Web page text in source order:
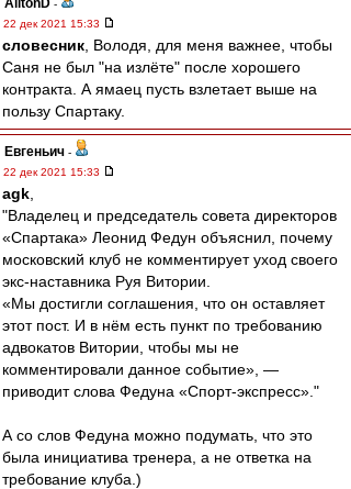
AiltonD -
22 дек 2021 15:33
словесник , Володя, для меня важнее, чтобы
Саня не был "на излёте" после хорошего
контракта. А ямаец пусть взлетает выше на
пользу Спартаку.
Евгеньич -
22 дек 2021 15:33
agk
"Владелец и председатель совета директоров
«Спартака» Леонид Федун объяснил, почему
московский клуб не комментирует уход своего
экс-наставника Руя Витории.
«Мы достигли соглашения, что он оставляет
этот пост. И в нём есть пункт по требованию
адвокатов Витории, чтобы мы не
комментировали данное событие», —
приводит слова Федуна «Спорт-экспресс»."
А со слов Федуна можно подумать, что это
была инициатива тренера, а не ответка на
требование клуба.)